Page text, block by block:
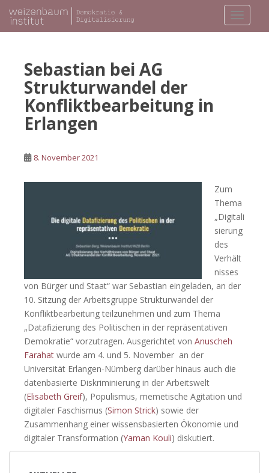
i
Sebastian bei AG
Strukturwandel der
Konfliktbearbeitung in
Erlangen
8. November 2021
Zum
Thema
„Digitali
sierung
des
Verhält
nisses
von Bürger und Staat“ war Sebastian eingeladen, an der
10. Sitzung der Arbeitsgruppe Strukturwandel der
Konfliktbearbeitung teilzunehmen und zum Thema
„Datafizierung des Politischen in der repräsentativen
Demokratie“ vorzutragen. Ausgerichtet von Anuscheh
Farahat wurde am 4. und 5. November an der
Universität Erlangen-Nürnberg darüber hinaus auch die
datenbasierte Diskriminierung in der Arbeitswelt
(Elisabeth Greif), Populismus, memetische Agitation und
digitaler Faschismus (Simon Strick) sowie der
Zusammenhang einer wissensbasierten Ökonomie und
digitaler Transformation (Yaman Kouli) diskutiert.
Beitragsnavigation